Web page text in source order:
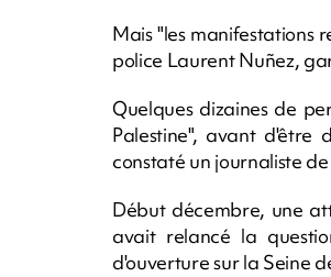
Mais "les manifestations
police Laurent Nuñez,
Quelques dizaines de
Palestine", avant d'être
constaté un journaliste de
Début décembre, une
avait relancé la
d'ouverture sur la Seine